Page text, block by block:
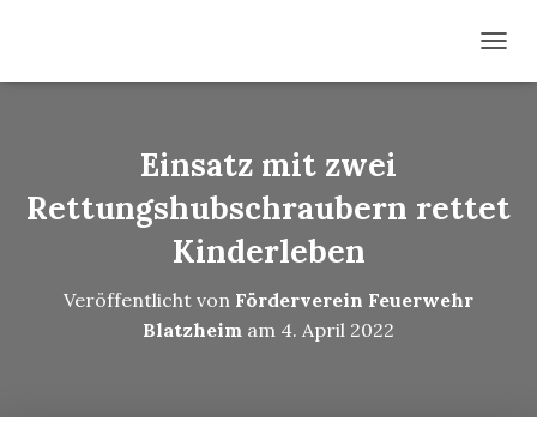
A
T
I
Einsatz mit zwei
Rettungshubschraubern rettet
Kinderleben
Veröffentlicht von Förderverein Feuerwehr
Blatzheim am 4. April 2022